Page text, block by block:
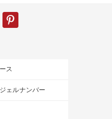
ス
ェルナンバー